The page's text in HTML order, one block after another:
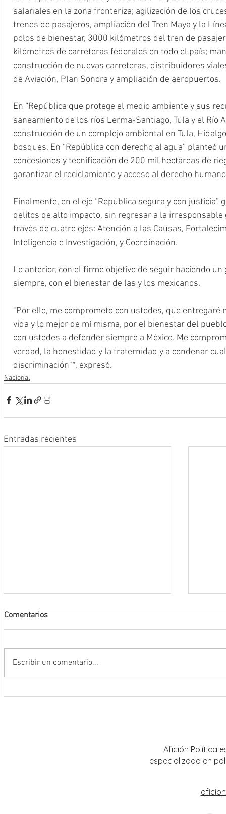
salariales en la zona fronteriza; agilización de los
trenes de pasajeros, ampliación del Tren Maya y la
polos de bienestar, 3000 kilómetros del tren de
kilómetros de carreteras federales en todo el país;
construcción de nuevas carreteras, distribuidores
de Aviación, Plan Sonora y ampliación de aeropuertos.
En “República que protege el medio ambiente y sus
saneamiento de los ríos Lerma-Santiago, Tula y el Río
construcción de un complejo ambiental en Tula,
bosques. En “República con derecho al agua” planteó
concesiones y tecnificación de 200 mil hectáreas de
garantizar el reciclamiento y acceso al derecho
Finalmente, en el eje “República segura y con
delitos de alto impacto, sin regresar a la
través de cuatro ejes: Atención a las Causas,
Inteligencia e Investigación, y Coordinación.
Lo anterior, con el firme objetivo de seguir haciendo
siempre, con el bienestar de las y los mexicanos.
"Por ello, me comprometo con ustedes, que entregaré
vida y lo mejor de mí misma, por el bienestar del
con ustedes a defender siempre a México. Me
verdad, la honestidad y la fraternidad y a condenar
discriminación"*, expresó.
Nacional
Entradas recientes
Comentarios
Escribir un comentario...
Afición Política
especializado en